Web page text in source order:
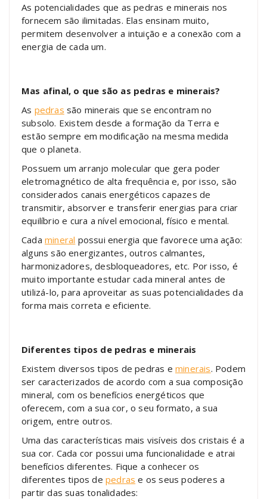
As potencialidades que as pedras e minerais nos
fornecem são ilimitadas. Elas ensinam muito,
permitem desenvolver a intuição e a conexão com a
energia de cada um.
Mas afinal, o que são as pedras e minerais?
As pedras são minerais que se encontram no
subsolo. Existem desde a formação da Terra e
estão sempre em modificação na mesma medida
que o planeta.
Possuem um arranjo molecular que gera poder
eletromagnético de alta frequência e, por isso, são
considerados canais energéticos capazes de
transmitir, absorver e transferir energias para criar
equilíbrio e cura a nível emocional, físico e mental.
Cada mineral possui energia que favorece uma ação:
alguns são energizantes, outros calmantes,
harmonizadores, desbloqueadores, etc. Por isso, é
muito importante estudar cada mineral antes de
utilizá-lo, para aproveitar as suas potencialidades da
forma mais correta e eficiente.
Diferentes tipos de pedras e minerais
Existem diversos tipos de pedras e minerais. Podem
ser caracterizados de acordo com a sua composição
mineral, com os benefícios energéticos que
oferecem, com a sua cor, o seu formato, a sua
origem, entre outros.
Uma das características mais visíveis dos cristais é a
sua cor. Cada cor possui uma funcionalidade e atrai
benefícios diferentes. Fique a conhecer os
diferentes tipos de pedras e os seus poderes a
partir das suas tonalidades: